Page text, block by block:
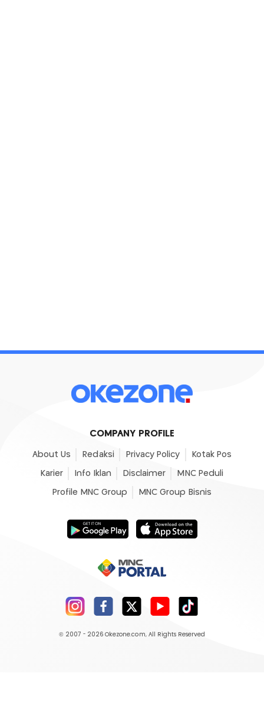
COMPANY PROFILE
About Us Redaksi Privacy Policy Kotak Pos
Karier Info Iklan Disclaimer MNC Peduli
Profile MNC Group MNC Group Bisnis
© 2007 - 2026 Okezone.com, All Rights Reserved